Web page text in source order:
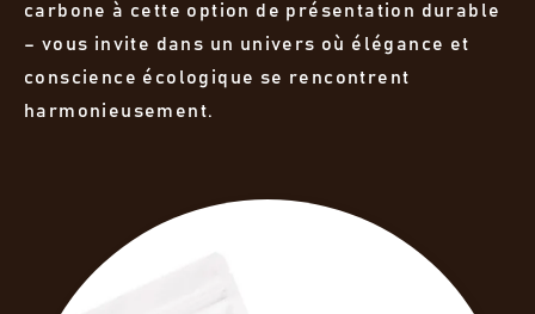
carbone à cette option de présentation durable
– vous invite dans un univers où élégance et
conscience écologique se rencontrent
harmonieusement.